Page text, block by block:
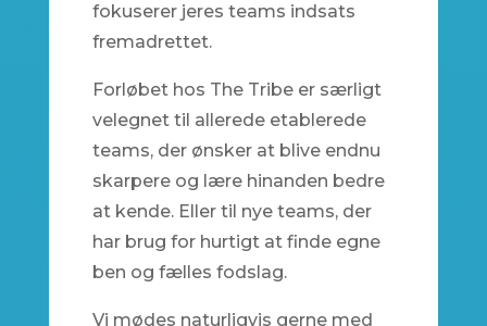
fokuserer jeres teams indsats
fremadrettet.
Forløbet hos The Tribe er særligt
velegnet til allerede etablerede
teams, der ønsker at blive endnu
skarpere og lære hinanden bedre
at kende. Eller til nye teams, der
har brug for hurtigt at finde egne
ben og fælles fodslag.
Vi mødes naturligvis gerne med